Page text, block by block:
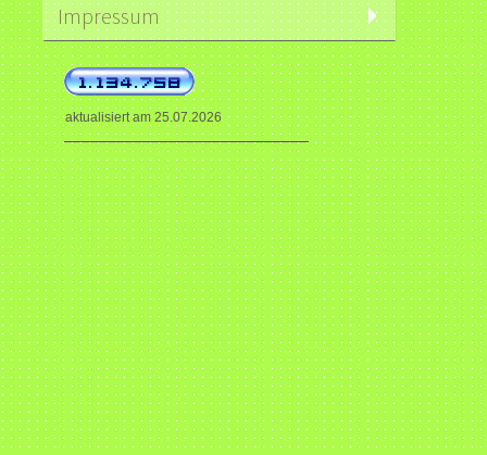
Impressum
aktualisiert am 25.07.2026